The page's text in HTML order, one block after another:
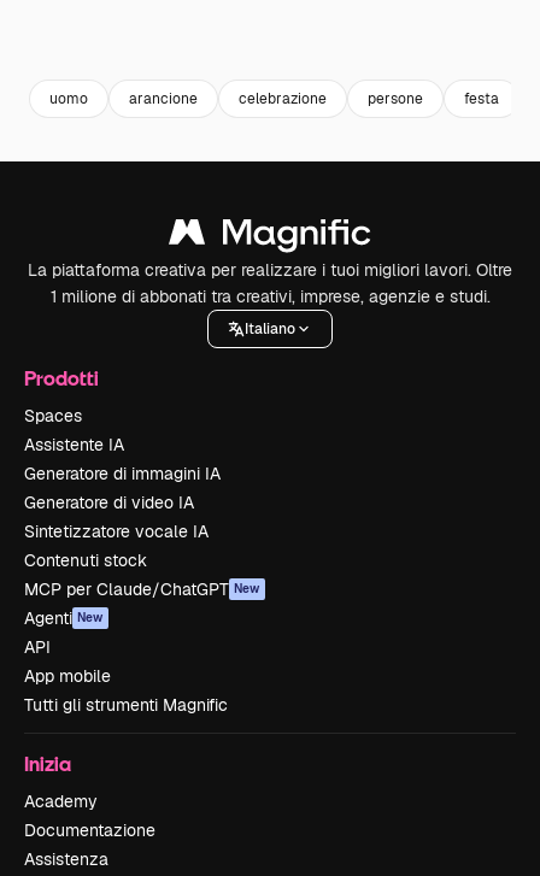
uomo arancione celebrazione persone festa
La piattaforma creativa per realizzare i tuoi migliori lavori. Oltre
1 milione di abbonati tra creativi, imprese, agenzie e studi.
Italiano
Prodotti
Spaces
Assistente IA
Generatore di immagini IA
Generatore di video IA
Sintetizzatore vocale IA
Contenuti stock
MCP per Claude/ChatGPT New
Agenti New
API
App mobile
Tutti gli strumenti Magnific
Inizia
Academy
Documentazione
Assistenza